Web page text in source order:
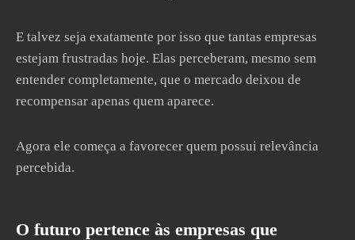
E talvez seja exatamente por isso que tantas empresas
estejam frustradas hoje. Elas perceberam, mesmo sem
entender completamente, que o mercado deixou de
recompensar apenas quem aparece.
Agora ele começa a favorecer quem possui relevância
percebida.
O futuro pertence às empresas que